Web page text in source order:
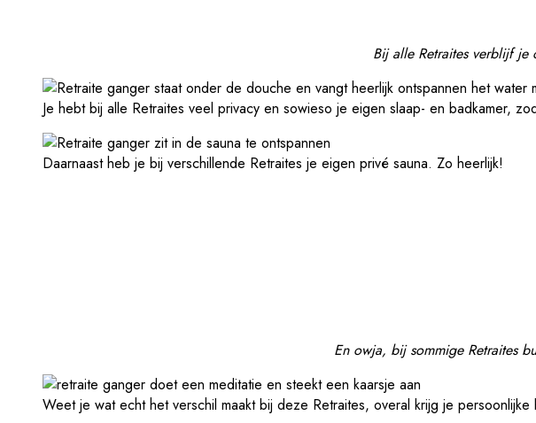
Bij alle Retraites verblijf
Je hebt bij alle Retraites veel privacy en sowieso je eigen slaap- en badkamer,
Daarnaast heb je bij verschillende Retraites je eigen privé sauna. Zo heerlijk!
En owja, bij sommige Retraites
Weet je wat echt het verschil maakt bij deze Retraites, overal krijg je